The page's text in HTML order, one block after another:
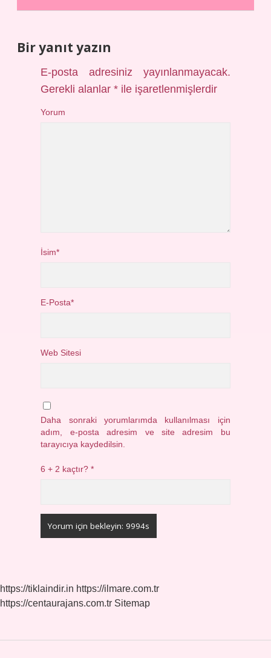
Bir yanıt yazın
E-posta adresiniz yayınlanmayacak.
Gerekli alanlar* ile işaretlenmişlerdir
Yorum
İsim*
E-Posta*
Web Sitesi
Daha sonraki yorumlarımda kullanılması için
adım, e-posta adresim ve site adresim bu
tarayıcıya kaydedilsin.
6 + 2 kaçtır?*
https://tiklaindir.in https://ilmare.com.tr
https://centaurajans.com.tr Sitemap